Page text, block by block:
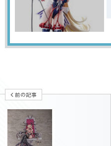
前の記事